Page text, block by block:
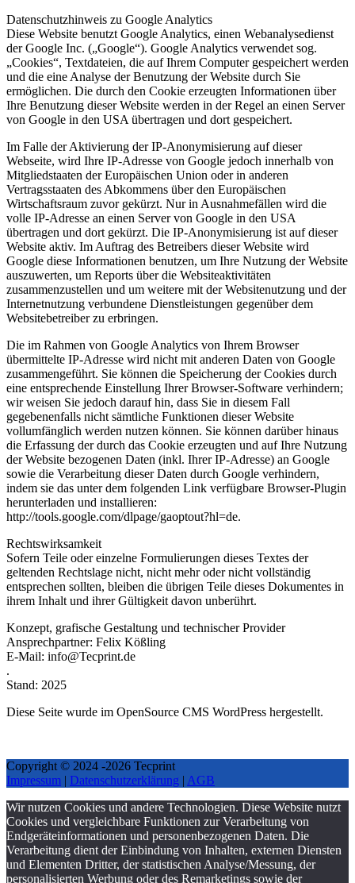
Datenschutzhinweis zu Google Analytics
Diese Website benutzt Google Analytics, einen Webanalysedienst
der Google Inc. („Google“). Google Analytics verwendet sog.
„Cookies“, Textdateien, die auf Ihrem Computer gespeichert werden
und die eine Analyse der Benutzung der Website durch Sie
ermöglichen. Die durch den Cookie erzeugten Informationen über
Ihre Benutzung dieser Website werden in der Regel an einen Server
von Google in den USA übertragen und dort gespeichert.
Im Falle der Aktivierung der IP-Anonymisierung auf dieser
Webseite, wird Ihre IP-Adresse von Google jedoch innerhalb von
Mitgliedstaaten der Europäischen Union oder in anderen
Vertragsstaaten des Abkommens über den Europäischen
Wirtschaftsraum zuvor gekürzt. Nur in Ausnahmefällen wird die
volle IP-Adresse an einen Server von Google in den USA
übertragen und dort gekürzt. Die IP-Anonymisierung ist auf dieser
Website aktiv. Im Auftrag des Betreibers dieser Website wird
Google diese Informationen benutzen, um Ihre Nutzung der Website
auszuwerten, um Reports über die Websiteaktivitäten
zusammenzustellen und um weitere mit der Websitenutzung und der
Internetnutzung verbundene Dienstleistungen gegenüber dem
Websitebetreiber zu erbringen.
Die im Rahmen von Google Analytics von Ihrem Browser
übermittelte IP-Adresse wird nicht mit anderen Daten von Google
zusammengeführt. Sie können die Speicherung der Cookies durch
eine entsprechende Einstellung Ihrer Browser-Software verhindern;
wir weisen Sie jedoch darauf hin, dass Sie in diesem Fall
gegebenenfalls nicht sämtliche Funktionen dieser Website
vollumfänglich werden nutzen können. Sie können darüber hinaus
die Erfassung der durch das Cookie erzeugten und auf Ihre Nutzung
der Website bezogenen Daten (inkl. Ihrer IP-Adresse) an Google
sowie die Verarbeitung dieser Daten durch Google verhindern,
indem sie das unter dem folgenden Link verfügbare Browser-Plugin
herunterladen und installieren:
http://tools.google.com/dlpage/gaoptout?hl=de.
Rechtswirksamkeit
Sofern Teile oder einzelne Formulierungen dieses Textes der
geltenden Rechtslage nicht, nicht mehr oder nicht vollständig
entsprechen sollten, bleiben die übrigen Teile dieses Dokumentes in
ihrem Inhalt und ihrer Gültigkeit davon unberührt.
Konzept, grafische Gestaltung und technischer Provider
Ansprechpartner: Felix Kößling
E-Mail: info@Tecprint.de
.
Stand: 2025
Diese Seite wurde im OpenSource CMS WordPress hergestellt.
Copyright © 2024 -2026 Tecprint
Impressum | Datenschutzerklärung | AGB
Wir nutzen Cookies und andere Technologien. Diese Website nutzt
Cookies und vergleichbare Funktionen zur Verarbeitung von
Endgeräteinformationen und personenbezogenen Daten. Die
Verarbeitung dient der Einbindung von Inhalten, externen Diensten
und Elementen Dritter, der statistischen Analyse/Messung, der
personalisierten Werbung oder des Remarketings sowie der